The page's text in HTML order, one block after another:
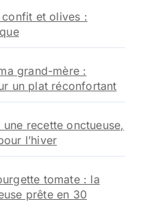
et olives :
grand-mère :
un plat réconfortant
recette onctueuse,
l’hiver
tomate : la
prête en 30